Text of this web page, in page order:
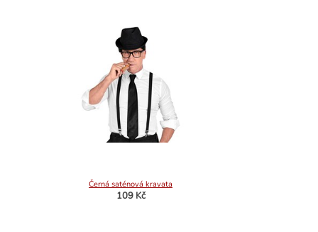
Černá saténová kravata
109 Kč